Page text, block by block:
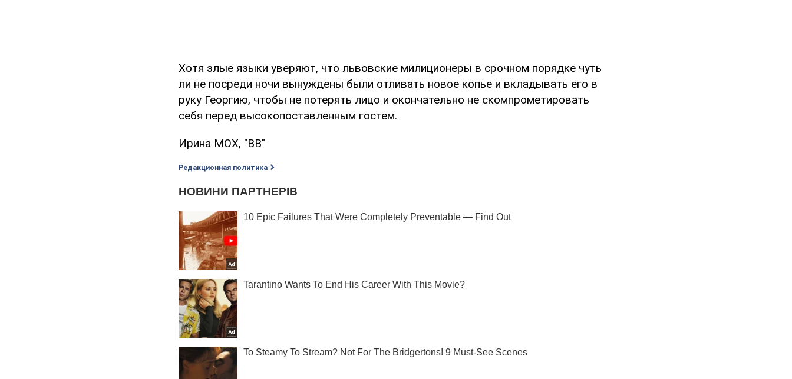
Хотя злые языки уверяют, что львовские милиционеры в срочном порядке чуть
ли не посреди ночи вынуждены были отливать новое копье и вкладывать его в
руку Георгию, чтобы не потерять лицо и окончательно не скомпрометировать
себя перед высокопоставленным гостем.
Ирина МОХ, "ВВ"
Редакционная политика